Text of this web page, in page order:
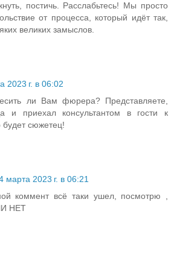
постичь. Расслабьтесь! Мы просто
от процесса, который идёт так,
великих замыслов.
2023 г. в 06:02
ли Вам фюрера? Представляете,
и приехал консультантом в гости к
сюжетец!
марта 2023 г. в 06:21
коммент всё таки ушел, посмотрю ,
НЕТ